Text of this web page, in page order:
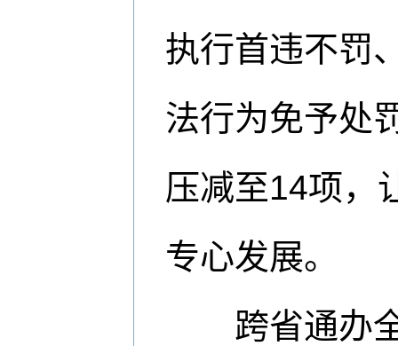
执行首违不罚
法行为免予处
压减至14项，
专心发展。
跨省通办全